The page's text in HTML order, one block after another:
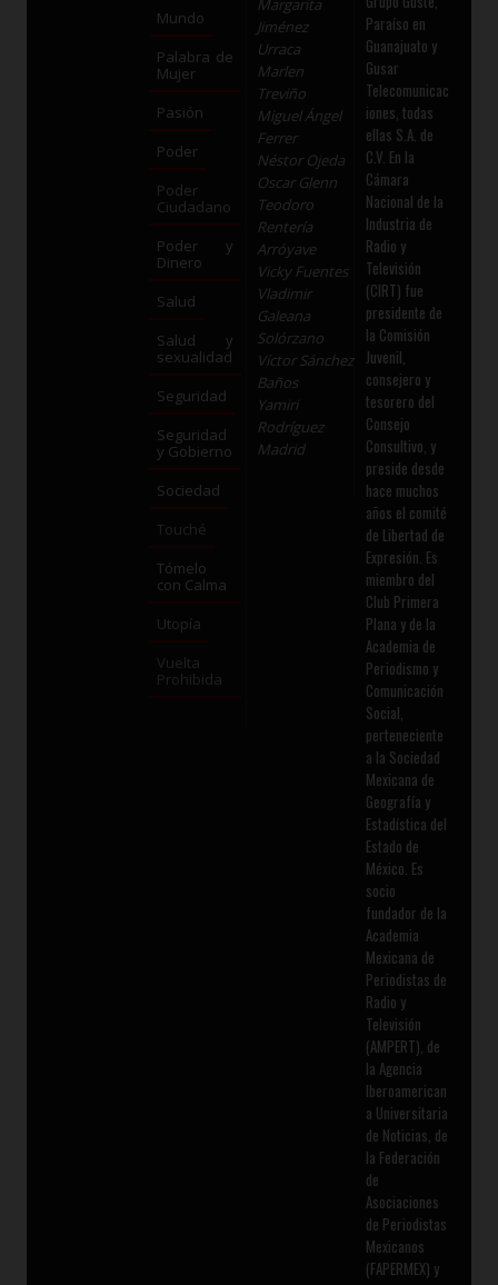
Mundo
Palabra de
Mujer
Pasión
Poder
Poder
Ciudadano
Poder y
Dinero
Salud
Salud y
sexualidad
Seguridad
Seguridad
y Gobierno
Sociedad
Touché
Tómelo
con Calma
Utopía
Vuelta
Prohibida
Jiménez
Urraca
Marlen
Treviño
Miguel Ángel
Ferrer
Néstor Ojeda
Oscar Glenn
Teodoro
Rentería
Arróyave
Vicky Fuentes
Vladimir
Galeana
Solórzano
Víctor Sánchez
Baños
Yamiri
Rodríguez
Madrid
Paraíso en
Guanajuato y
Gusar
Telecomunicac
iones, todas
ellas S.A. de
C.V. En la
Cámara
Nacional de la
Industria de
Radio y
Televisión
(CIRT) fue
presidente de
la Comisión
Juvenil,
consejero y
tesorero del
Consejo
Consultivo, y
preside desde
hace muchos
años el comité
de Libertad de
Expresión. Es
miembro del
Club Primera
Plana y de la
Academia de
Periodismo y
Comunicación
Social,
perteneciente
a la Sociedad
Mexicana de
Geografía y
Estadística del
Estado de
México. Es
socio
fundador de la
Academia
Mexicana de
Periodistas de
Radio y
Televisión
(AMPERT), de
la Agencia
Iberoamerican
a Universitaria
de Noticias, de
la Federación
de
Asociaciones
de Periodistas
Mexicanos
(FAPERMEX) y